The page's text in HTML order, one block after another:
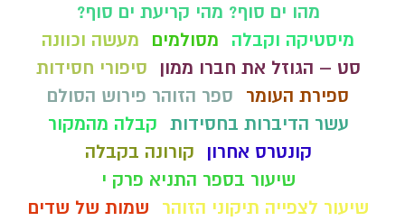
מהו ים סוף? מהי קריעת ים סוף?
מיסטיקה וקבלה
מסולמים
מעשה וכוונה
סט – הגוזל את חברו ממון
סיפורי חסידות
ספירת העומר
ספר הזוהר פירוש הסולם
עשר הדיברות בחסידות קבלה מהמקור
קונטרס אחרון
קורונה בקבלה
שיעור בספר התניא פרק י
שיעור לצפייה תיקוני הזוהר
שמות של שדים